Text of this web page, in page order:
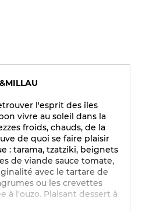
l'esprit des îles
vivre au soleil dans la
froids, chauds, de la
de quoi se faire plaisir
: tarama, tzatziki, beignets
de viande sauce tomate,
avec le tartare de
ou les crevettes
à l'ouzo. Plaisant dessert à